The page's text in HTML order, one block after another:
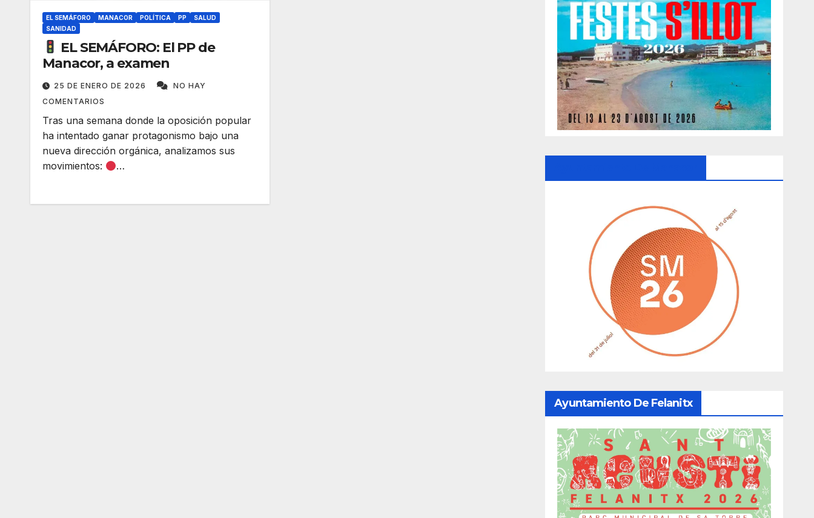
EL SEMÁFORO MANACOR POLÍTICA PP
SALUD
SANIDAD
EL SEMÁFORO: El PP de
Manacor, a examen
25 DE ENERO DE 2026
NO HAY
COMENTARIOS
Tras una semana donde la oposición popular
ha intentado ganar protagonismo bajo una
nueva dirección orgánica, analizamos sus
movimientos:
…
Ayuntamiento De Felanitx